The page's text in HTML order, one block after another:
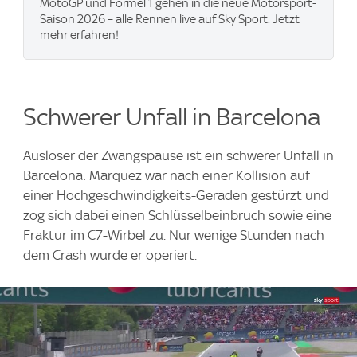
MotoGP und Formel 1 gehen in die neue Motorsport-
Saison 2026 – alle Rennen live auf Sky Sport. Jetzt
mehr erfahren!
Schwerer Unfall in Barcelona
Auslöser der Zwangspause ist ein schwerer Unfall in
Barcelona: Marquez war nach einer Kollision auf
einer Hochgeschwindigkeits-Geraden gestürzt und
zog sich dabei einen Schlüsselbeinbruch sowie eine
Fraktur im C7-Wirbel zu. Nur wenige Stunden nach
dem Crash wurde er operiert.